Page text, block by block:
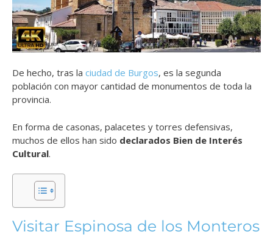
De hecho, tras la ciudad de Burgos, es la segunda
población con mayor cantidad de monumentos de toda la
provincia.
En forma de casonas, palacetes y torres defensivas,
muchos de ellos han sido declarados Bien de Interés
Cultural.
Visitar Espinosa de los Monteros